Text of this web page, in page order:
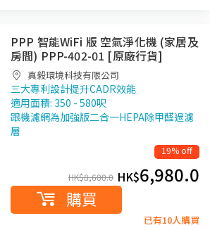
PPP 智能WiFi 版 空氣淨化機 (家居及
房間) PPP-402-01 [原廠行貨]
真毅環境科技有限公司
三大專利設計提升CADR效能
適用面積: 350 - 580呎
跟機濾網為加強版二合一HEPA除甲醛過濾
層
19% off
HK$8,600.0 HK$6,980.0
購買
已有10人購買